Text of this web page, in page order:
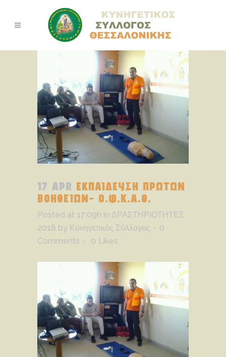
17 APR ΕΚΠΑΙΔΕΥΣΗ ΠΡΩΤΩΝ
ΒΟΗΘΕΙΩΝ- Ο.Φ.Κ.Α.Θ.
Posted at 17:09h in ΔΡΑΣΤΗΡΙΟΤΗΤΕΣ
2018 by Κυνηγετικός Σύλλογος
0
Comments
0 Likes